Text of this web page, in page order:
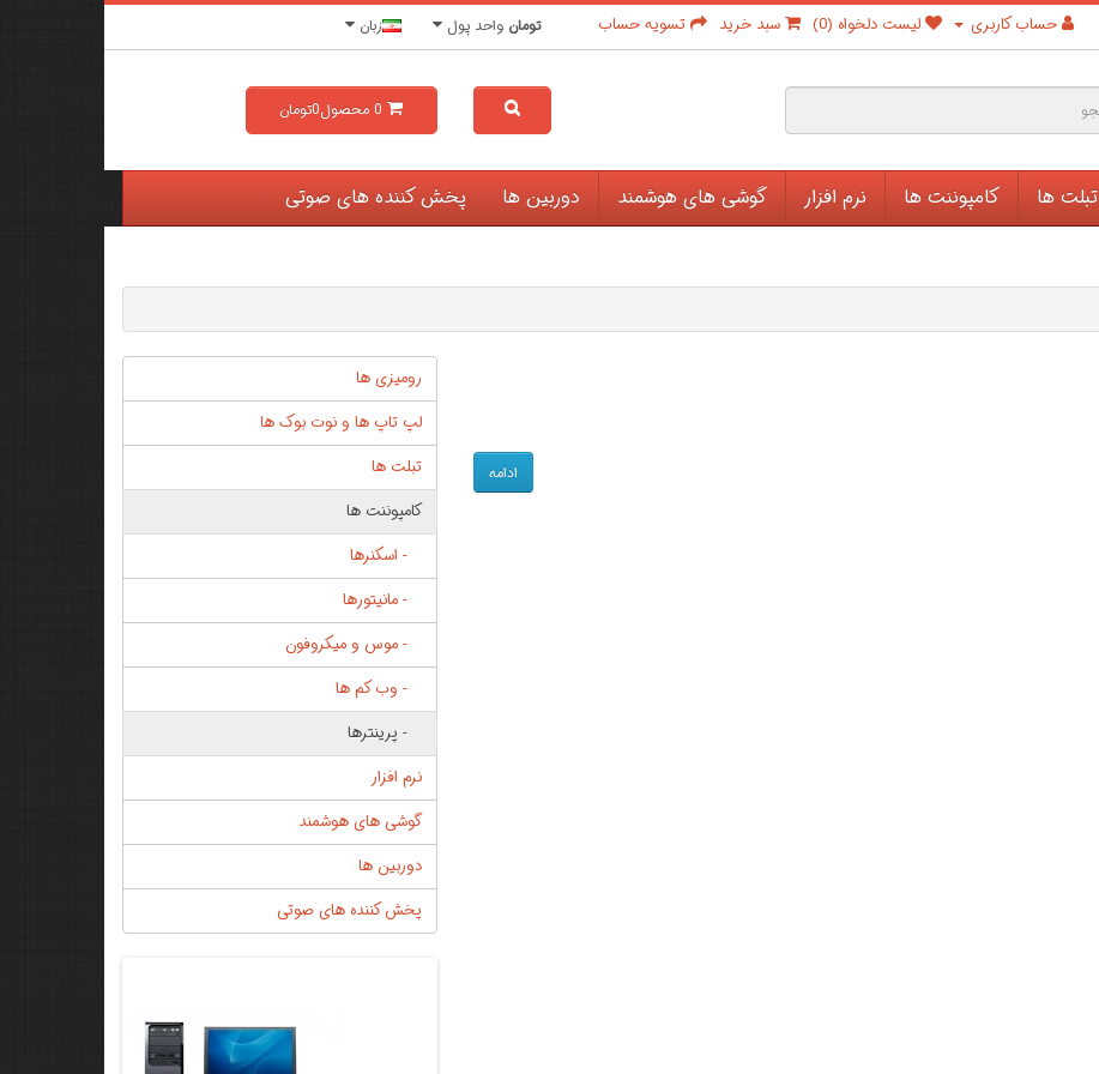
حساب کاربری لیست دلخواه (0) سبد خرید تسویه حساب تومان واحد پول زبان
0 محصول0تومان
تبلت ها کامپوننت ها نرم افزار گوشی های هوشمند دوربین ها پخش کننده های صوتی
ادامه
رومیزی ها
لپ تاپ ها و نوت بوک ها
تبلت ها
کامپوننت ها
- اسکنرها
- مانیتورها
- موس و میکروفون
- وب کم ها
- پرینترها
نرم افزار
گوشی های هوشمند
دوربین ها
پخش کننده های صوتی